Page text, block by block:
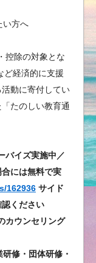
い方へ
控除の対象とな
ど経済的に支援
動に寄付してい
たのしい教育通
バイズ実施中／
には無料で実
162936 サイド
ください
カウンセリング
修・団体研修・